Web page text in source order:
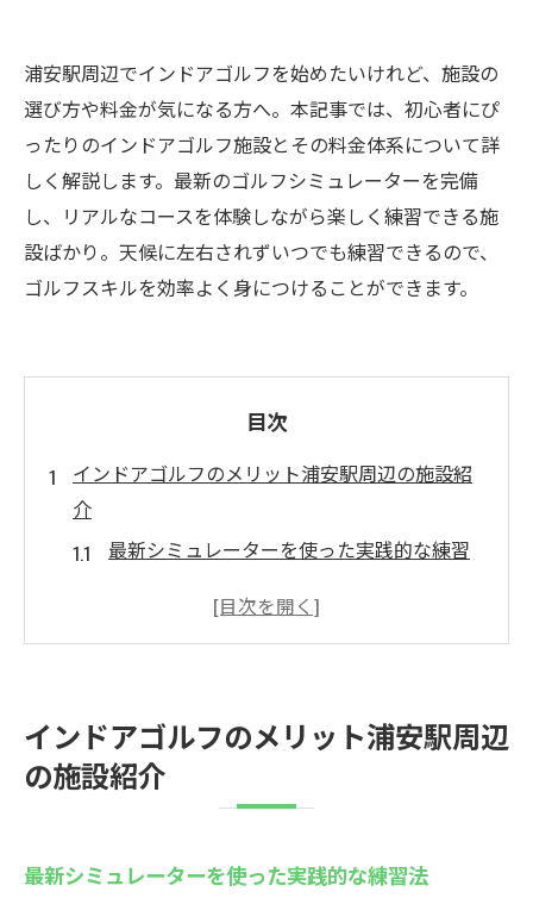
浦安駅周辺でインドアゴルフを始めたいけれど、施設の
選び方や料金が気になる方へ。本記事では、初心者にぴ
ったりのインドアゴルフ施設とその料金体系について詳
しく解説します。最新のゴルフシミュレーターを完備
し、リアルなコースを体験しながら楽しく練習できる施
設ばかり。天候に左右されずいつでも練習できるので、
ゴルフスキルを効率よく身につけることができます。
目次
インドアゴルフのメリット浦安駅周辺の施設紹
介
最新シミュレーターを使った実践的な練習
初心者が安心して始められるサポート体制
浦安駅周辺の交通アクセスと施設情報
インドアゴルフ施設でのイベントや体験会
初心者必見浦安駅で人気のインドアゴルフ施設
インドアゴルフのメリット浦安駅周辺
の施設紹介
最新シミュレーターを使った実践的な練習法